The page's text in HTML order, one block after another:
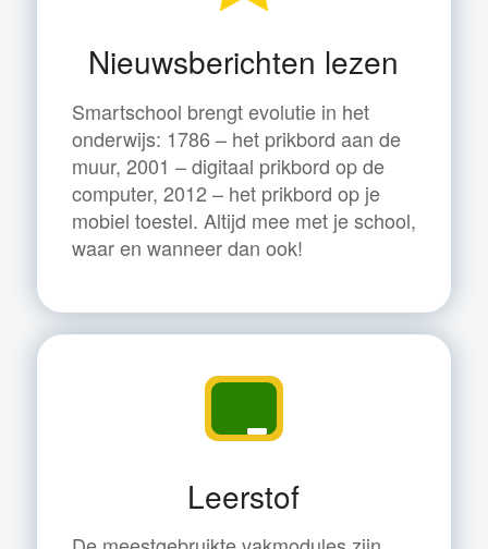
Nieuwsberichten lezen
Smartschool brengt evolutie in het
onderwijs: 1786 – het prikbord aan de
muur, 2001 – digitaal prikbord op de
computer, 2012 – het prikbord op je
mobiel toestel. Altijd mee met je school,
waar en wanneer dan ook!
Leerstof